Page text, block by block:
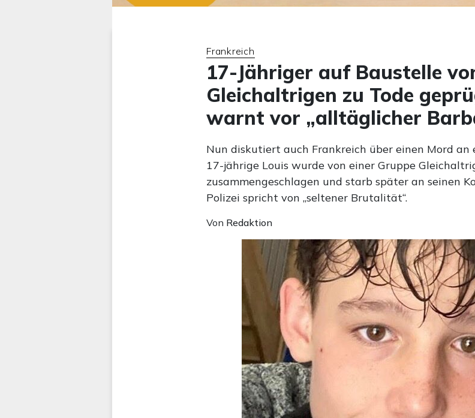
Frankreich
17-Jähriger auf Baustelle
Gleichaltrigen zu Tode
warnt vor „alltäglicher
Nun diskutiert auch Frankreich über einen Mord an
17-jährige Louis wurde von einer Gruppe
zusammengeschlagen und starb später an seinen
Polizei spricht von „seltener Brutalität“.
Von Redaktion